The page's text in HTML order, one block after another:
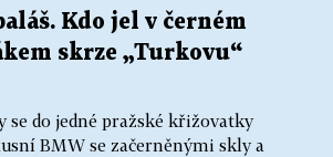
Kdo jel v černém
skrze „Turkovu“
se do jedné pražské křižovatky
BMW se začerněnými skly a